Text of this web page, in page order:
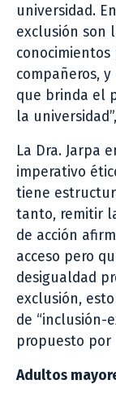
universidad.
exclusión son
conocimientos
compañeros,
que brinda el
la
La Dra. Jarpa
imperativo
tiene
tanto, remitir
de acción
acceso pero
desigualdad
exclusión,
de “inclusión-
propuesto por
Adultos